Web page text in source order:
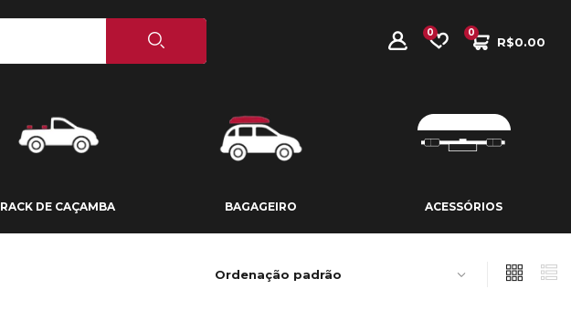
0
R$0.00
0
RACK DE CAÇAMBA BAGAGEIRO ACESSÓRIOS